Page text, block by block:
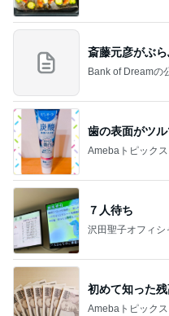
斎藤元彦がぶ
Bank of Dreamの
歯の表面がツ
Amebaトピックス
７人待ち
沢田聖子オフィシ
初めて知った
Amebaトピックス